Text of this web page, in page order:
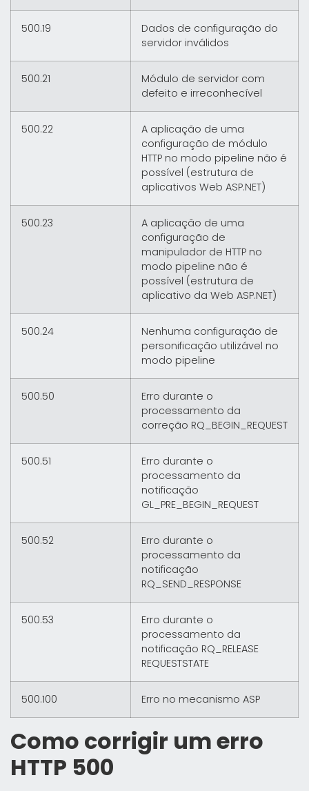
500.19
Dados de configuração do
servidor inválidos
500.21
Módulo de servidor com
defeito e irreconhecível
500.22
A aplicação de uma
configuração de módulo
HTTP no modo pipeline não é
possível (estrutura de
aplicativos Web ASP.NET)
500.23
A aplicação de uma
configuração de
manipulador de HTTP no
modo pipeline não é
possível (estrutura de
aplicativo da Web ASP.NET)
500.24
Nenhuma configuração de
personificação utilizável no
modo pipeline
500.50
Erro durante o
processamento da
correção RQ_BEGIN_REQUEST
500.51
Erro durante o
processamento da
notificação
GL_PRE_BEGIN_REQUEST
500.52
Erro durante o
processamento da
notificação
RQ_SEND_RESPONSE
500.53
Erro durante o
processamento da
notificação RQ_RELEASE
REQUESTSTATE
500.100 Erro no mecanismo ASP
Como corrigir um erro
HTTP 500